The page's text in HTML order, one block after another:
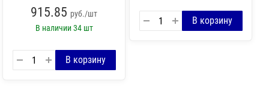
915.85 руб./шт
В наличии34 шт